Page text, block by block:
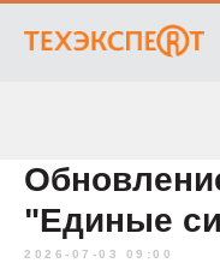
"Единые
2026-07-03 09:00